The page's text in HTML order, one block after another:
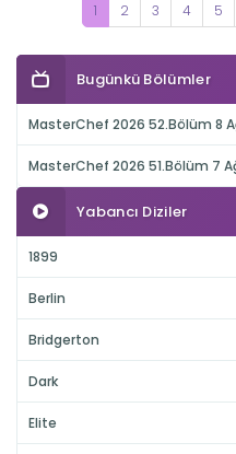
1 2 3 4 5
Bugünkü Bölümler
MasterChef 2026 52.Bölüm 8
MasterChef 2026 51.Bölüm 7
Yabancı Diziler
1899
Berlin
Bridgerton
Dark
Elite